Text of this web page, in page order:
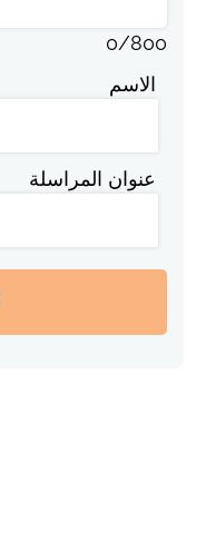
0/800
الاسم
عنوان المراسلة